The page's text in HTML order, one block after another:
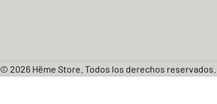
© 2026 Hëme Store. Todos los derechos reservados.